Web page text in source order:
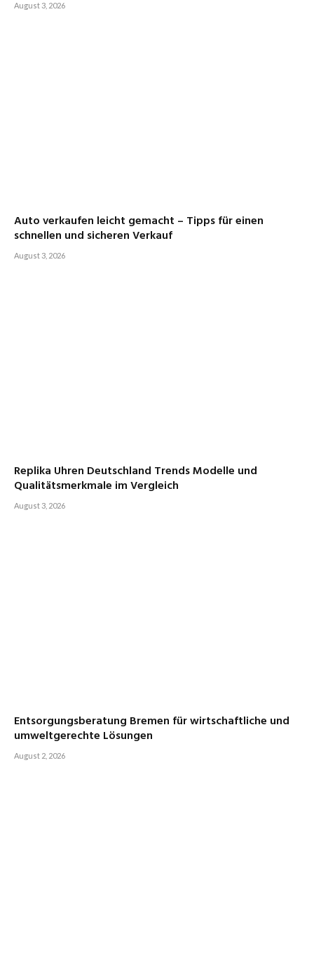
August 3, 2026
Auto verkaufen leicht gemacht – Tipps für einen
schnellen und sicheren Verkauf
August 3, 2026
Replika Uhren Deutschland Trends Modelle und
Qualitätsmerkmale im Vergleich
August 3, 2026
Entsorgungsberatung Bremen für wirtschaftliche und
umweltgerechte Lösungen
August 2, 2026